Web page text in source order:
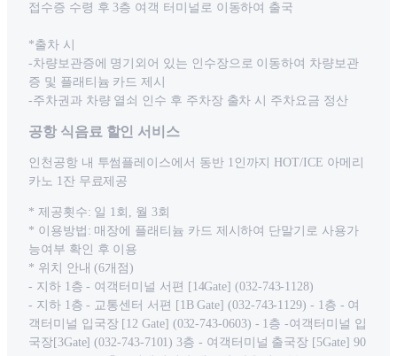
접수증 수령 후 3층 여객 터미널로 이동하여 출국
*출차 시
-차량보관증에 명기외어 있는 인수장으로 이동하여 차량보관
증 및 플래티늄 카드 제시
-주차권과 차량 열쇠 인수 후 주차장 출차 시 주차요금 정산
공항 식음료 할인 서비스
인천공항 내 투썸플레이스에서 동반 1인까지 HOT/ICE 아메리
카노 1잔 무료제공
* 제공횟수: 일 1회, 월 3회
* 이용방법: 매장에 플래티늄 카드 제시하여 단말기로 사용가
능여부 확인 후 이용
* 위치 안내 (6개점)
- 지하 1층 - 여객터미널 서편 [14Gate] (032-743-1128)
- 지하 1층 - 교통센터 서편 [1B Gate] (032-743-1129) - 1층 - 여
객터미널 입국장 [12 Gate] (032-743-0603) - 1층 -여객터미널 입
국장[3Gate] (032-743-7101) 3층 - 여객터미널 출국장 [5Gate] 90